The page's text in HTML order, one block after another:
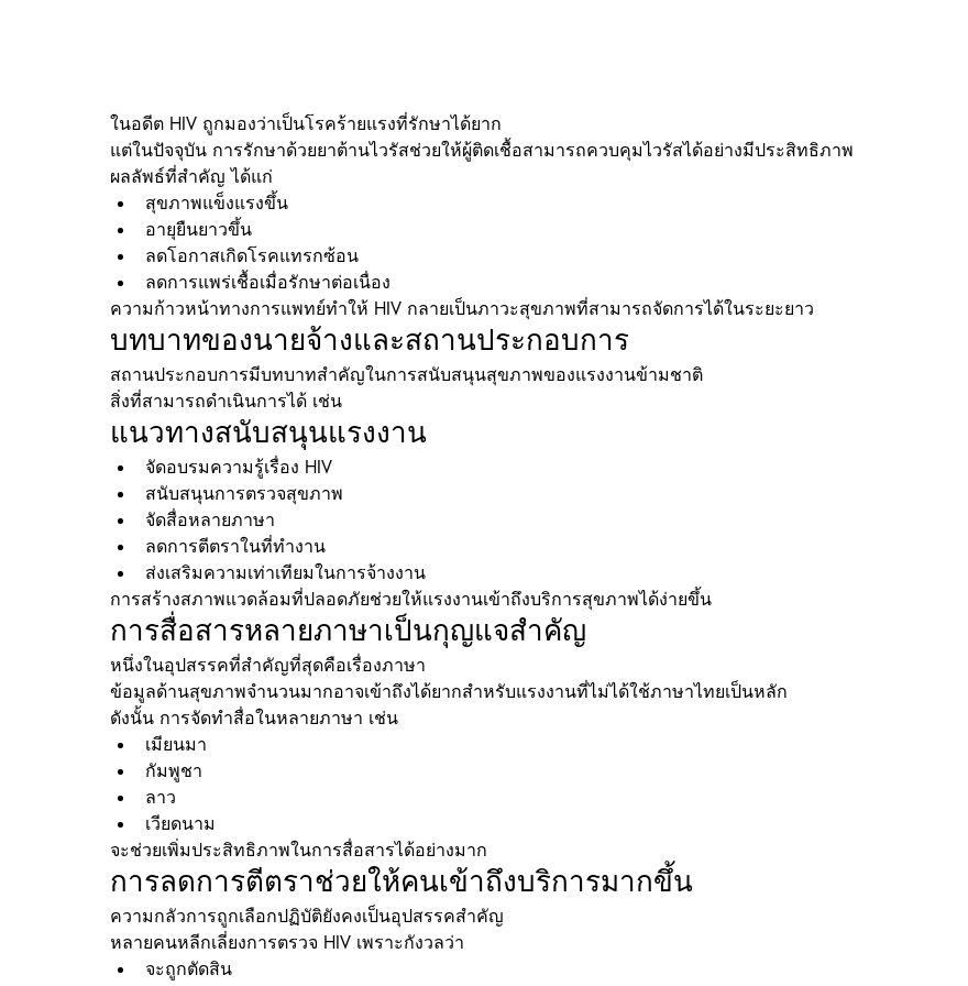
ในอดีต HIV ถูกมองว่าเป็นโรคร้ายแรงที่รักษาได้ยาก
แต่ในปัจจุบัน การรักษาด้วยยาต้านไวรัสช่วยให้ผู้ติดเชื้อสามารถควบคุมไวรัสได้อย่างมีประสิทธิภาพ
ผลลัพธ์ที่สำคัญ ได้แก่
สุขภาพแข็งแรงขึ้น
อายุยืนยาวขึ้น
ลดโอกาสเกิดโรคแทรกซ้อน
ลดการแพร่เชื้อเมื่อรักษาต่อเนื่อง
ความก้าวหน้าทางการแพทย์ทำให้ HIV กลายเป็นภาวะสุขภาพที่สามารถจัดการได้ในระยะยาว
บทบาทของนายจ้างและสถานประกอบการ
สถานประกอบการมีบทบาทสำคัญในการสนับสนุนสุขภาพของแรงงานข้ามชาติ
สิ่งที่สามารถดำเนินการได้ เช่น
แนวทางสนับสนุนแรงงาน
จัดอบรมความรู้เรื่อง HIV
สนับสนุนการตรวจสุขภาพ
จัดสื่อหลายภาษา
ลดการตีตราในที่ทำงาน
ส่งเสริมความเท่าเทียมในการจ้างงาน
การสร้างสภาพแวดล้อมที่ปลอดภัยช่วยให้แรงงานเข้าถึงบริการสุขภาพได้ง่ายขึ้น
การสื่อสารหลายภาษาเป็นกุญแจสำคัญ
หนึ่งในอุปสรรคที่สำคัญที่สุดคือเรื่องภาษา
ข้อมูลด้านสุขภาพจำนวนมากอาจเข้าถึงได้ยากสำหรับแรงงานที่ไม่ได้ใช้ภาษาไทยเป็นหลัก
ดังนั้น การจัดทำสื่อในหลายภาษา เช่น
เมียนมา
กัมพูชา
ลาว
เวียดนาม
จะช่วยเพิ่มประสิทธิภาพในการสื่อสารได้อย่างมาก
การลดการตีตราช่วยให้คนเข้าถึงบริการมากขึ้น
ความกลัวการถูกเลือกปฏิบัติยังคงเป็นอุปสรรคสำคัญ
หลายคนหลีกเลี่ยงการตรวจ HIV เพราะกังวลว่า
จะถูกตัดสิน